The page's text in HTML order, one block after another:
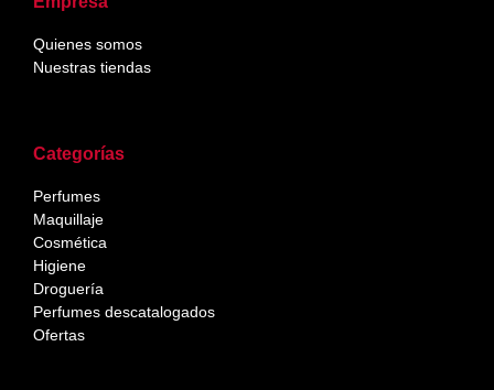
Categorías
Perfumes
Maquillaje
Cosmética
Higiene
Droguería
Perfumes descatalogados
Ofertas
Quienes somos
Nuestras tiendas